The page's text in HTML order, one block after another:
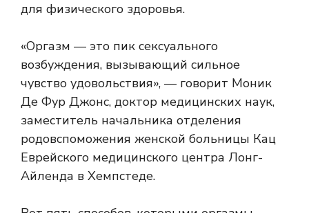
для физического здоровья.
«Оргазм — это пик сексуального
возбуждения, вызывающий сильное
чувство удовольствия», — говорит Моник
Де Фур Джонс, доктор медицинских наук,
заместитель начальника отделения
родовспоможения женской больницы Кац
Еврейского медицинского центра Лонг-
Айленда в Хемпстеде.